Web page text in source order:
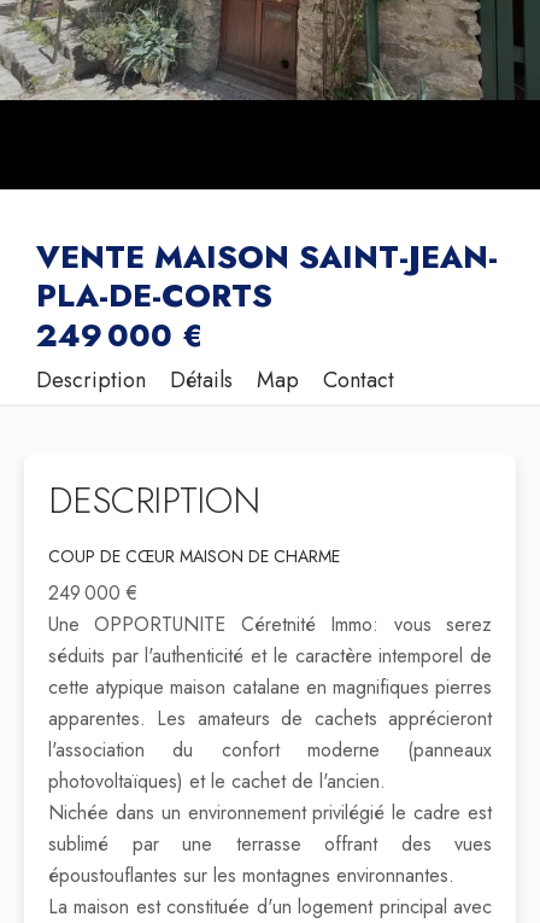
VENTE MAISON SAINT-JEAN-
PLA-DE-CORTS
249 000 €
Description Détails Map Contact
DESCRIPTION
COUP DE CŒUR MAISON DE CHARME
249 000 €
Une OPPORTUNITE Céretnité Immo: vous serez
séduits par l'authenticité et le caractère intemporel de
cette atypique maison catalane en magnifiques pierres
apparentes. Les amateurs de cachets apprécieront
l'association du confort moderne (panneaux
photovoltaïques) et le cachet de l'ancien.
Nichée dans un environnement privilégié le cadre est
sublimé par une terrasse offrant des vues
époustouflantes sur les montagnes environnantes.
La maison est constituée d'un logement principal avec